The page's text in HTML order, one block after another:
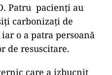
Patru pacienţi au
carbonizaţi de
o a patra persoană
de resuscitare.
care a izbucnit